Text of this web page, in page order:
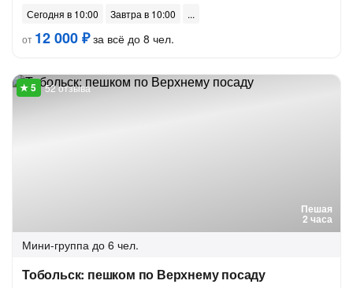
Сегодня в 10:00
Завтра в 10:00
от 12 000 ₽за всё до 8 чел.
Пешая
2 часа
52 отзыва
Мини-группа до 6 чел.
Тобольск: пешком по Верхнему посаду